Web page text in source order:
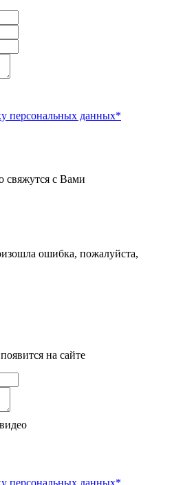
персональных данных*
свяжутся с Вами
ошибка, пожалуйста,
на сайте